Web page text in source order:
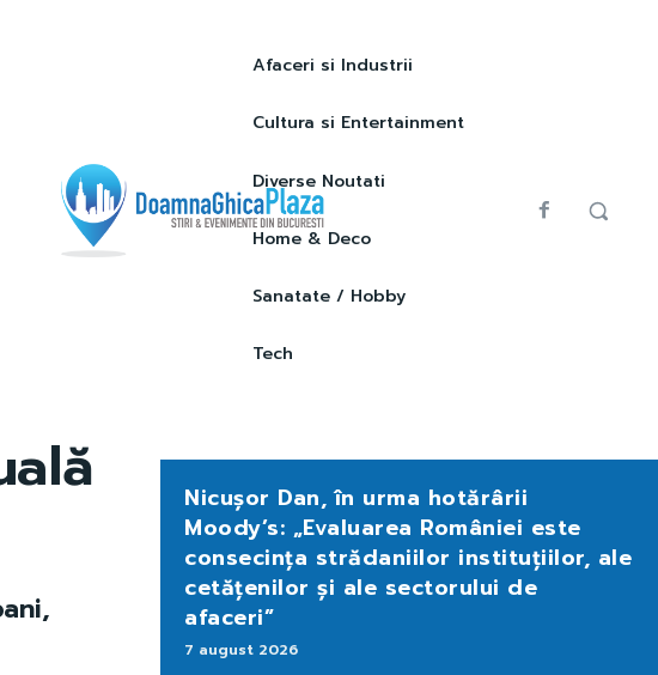
Afaceri si Industrii
Cultura si Entertainment
Diverse Noutati
Home & Deco
Sanatate / Hobby
Tech
Nicușor Dan, în urma hotărârii
Moody’s: „Evaluarea României este
consecința strădaniilor instituțiilor, ale
cetățenilor și ale sectorului de
afaceri”
7 august 2026